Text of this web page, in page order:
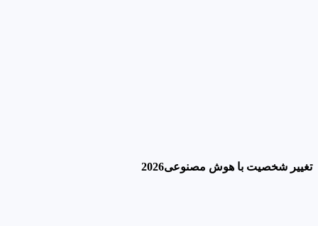
تغییر شخصیت با هوش مصنوعی2026